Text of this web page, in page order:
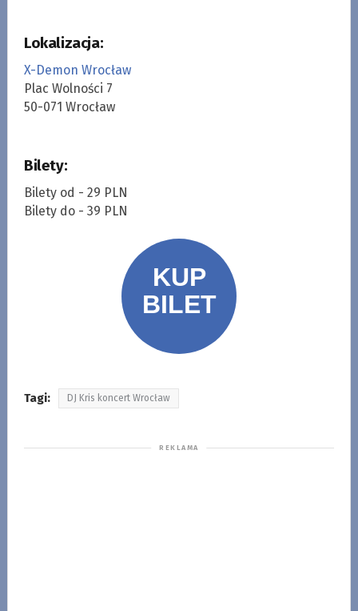
Lokalizacja:
X-Demon Wrocław
Plac Wolności 7
50-071 Wrocław
Bilety:
Bilety od - 29 PLN
Bilety do - 39 PLN
Tagi: DJ Kris koncert Wrocław